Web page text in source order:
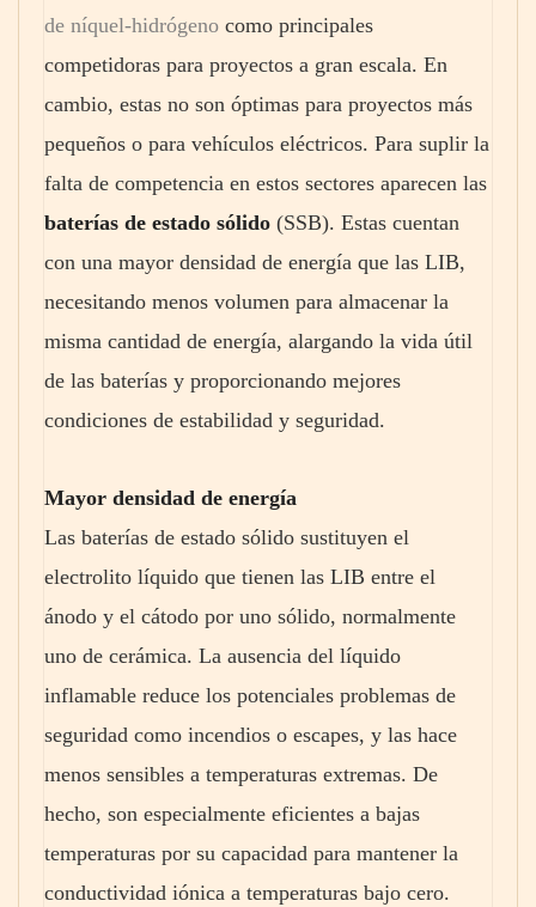
de níquel-hidrógeno como principales
competidoras para proyectos a gran escala. En
cambio, estas no son óptimas para proyectos más
pequeños o para vehículos eléctricos. Para suplir la
falta de competencia en estos sectores aparecen las
baterías de estado sólido (SSB). Estas cuentan
con una mayor densidad de energía que las LIB,
necesitando menos volumen para almacenar la
misma cantidad de energía, alargando la vida útil
de las baterías y proporcionando mejores
condiciones de estabilidad y seguridad.
Mayor densidad de energía
Las baterías de estado sólido sustituyen el
electrolito líquido que tienen las LIB entre el
ánodo y el cátodo por uno sólido, normalmente
uno de cerámica. La ausencia del líquido
inflamable reduce los potenciales problemas de
seguridad como incendios o escapes, y las hace
menos sensibles a temperaturas extremas. De
hecho, son especialmente eficientes a bajas
temperaturas por su capacidad para mantener la
conductividad iónica a temperaturas bajo cero.